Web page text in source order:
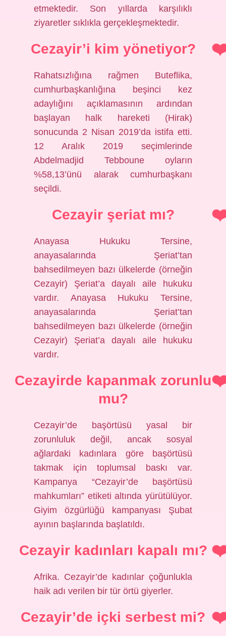
etmektedir. Son yıllarda karşılıklı
ziyaretler sıklıkla gerçekleşmektedir.
Cezayir’i kim yönetiyor?
Rahatsızlığına rağmen Buteflika,
cumhurbaşkanlığına beşinci kez
adaylığını açıklamasının ardından
başlayan halk hareketi (Hirak)
sonucunda 2 Nisan 2019’da istifa etti.
12 Aralık 2019 seçimlerinde
Abdelmadjid Tebboune oyların
%58,13’ünü alarak cumhurbaşkanı
seçildi.
Cezayir şeriat mı?
Anayasa Hukuku Tersine,
anayasalarında Şeriat’tan
bahsedilmeyen bazı ülkelerde (örneğin
Cezayir) Şeriat’a dayalı aile hukuku
vardır. Anayasa Hukuku Tersine,
anayasalarında Şeriat’tan
bahsedilmeyen bazı ülkelerde (örneğin
Cezayir) Şeriat’a dayalı aile hukuku
vardır.
Cezayirde kapanmak zorunlu
mu?
Cezayir’de başörtüsü yasal bir
zorunluluk değil, ancak sosyal
ağlardaki kadınlara göre başörtüsü
takmak için toplumsal baskı var.
Kampanya “Cezayir’de başörtüsü
mahkumları” etiketi altında yürütülüyor.
Giyim özgürlüğü kampanyası Şubat
ayının başlarında başlatıldı.
Cezayir kadınları kapalı mı?
Afrika. Cezayir’de kadınlar çoğunlukla
haik adı verilen bir tür örtü giyerler.
Cezayir’de içki serbest mi?